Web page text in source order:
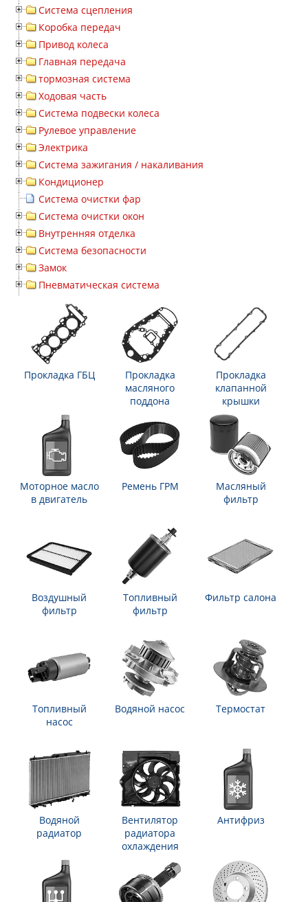
Система сцепления
Коробка передач
Привод колеса
Главная передача
тормозная система
Ходовая часть
Система подвески колеса
Рулевое управление
Электрика
Система зажигания / накаливания
Кондиционер
Система очистки фар
Система очистки окон
Внутренняя отделка
Система безопасности
Замок
Пневматическая система
Прокладка ГБЦ
Прокладка
масляного
поддона
Прокладка
клапанной
крышки
Моторное масло
в двигатель
Ремень ГРМ
Масляный
фильтр
Воздушный
фильтр
Топливный
фильтр
Фильтр салона
Топливный
насос
Водяной насос Термостат
Водяной
радиатор
Вентилятор
радиатора
охлаждения
Антифриз